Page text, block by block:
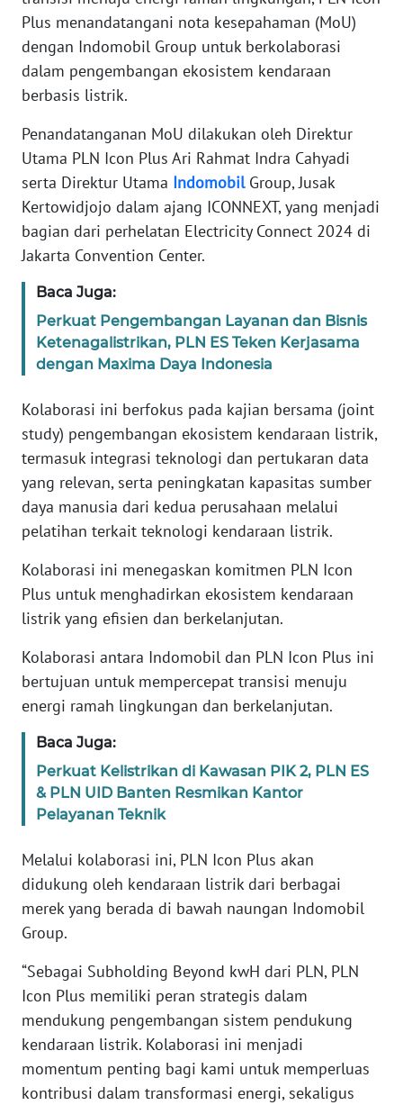
Plus menandatangani nota kesepahaman (MoU)
dengan Indomobil Group untuk berkolaborasi
dalam pengembangan ekosistem kendaraan
berbasis listrik.
Penandatanganan MoU dilakukan oleh Direktur
Utama PLN Icon Plus Ari Rahmat Indra Cahyadi
serta Direktur Utama IndomobilGroup, Jusak
Kertowidjojo dalam ajang ICONNEXT, yang menjadi
bagian dari perhelatan Electricity Connect 2024 di
Jakarta Convention Center.
Baca Juga:
Perkuat Pengembangan Layanan dan Bisnis
Ketenagalistrikan, PLN ES Teken Kerjasama
dengan Maxima Daya Indonesia
Kolaborasi ini berfokus pada kajian bersama (joint
study) pengembangan ekosistem kendaraan listrik,
termasuk integrasi teknologi dan pertukaran data
yang relevan, serta peningkatan kapasitas sumber
daya manusia dari kedua perusahaan melalui
pelatihan terkait teknologi kendaraan listrik.
Kolaborasi ini menegaskan komitmen PLN Icon
Plus untuk menghadirkan ekosistem kendaraan
listrik yang efisien dan berkelanjutan.
Kolaborasi antara Indomobil dan PLN Icon Plus ini
bertujuan untuk mempercepat transisi menuju
energi ramah lingkungan dan berkelanjutan.
Baca Juga:
Perkuat Kelistrikan di Kawasan PIK 2, PLN ES
& PLN UID Banten Resmikan Kantor
Pelayanan Teknik
Melalui kolaborasi ini, PLN Icon Plus akan
didukung oleh kendaraan listrik dari berbagai
merek yang berada di bawah naungan Indomobil
Group.
“Sebagai Subholding Beyond kwH dari PLN, PLN
Icon Plus memiliki peran strategis dalam
mendukung pengembangan sistem pendukung
kendaraan listrik. Kolaborasi ini menjadi
momentum penting bagi kami untuk memperluas
kontribusi dalam transformasi energi, sekaligus
REDAKSI
KARIR
Wahana
Regional
WN
SUMUT
JAKARTA
WN
WN
BANTEN
WN
NTT
WN
KEPRI
PAPUA
WN
BARAT
WN
RIAU
WN
SERAMBI
JAMBI
WN
WN
NTB